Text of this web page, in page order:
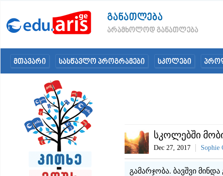
განათლება
არამხოლოდ განათლება
მთავარი სასწავლო პროგრამები სკოლები
სკოლებში
Dec 27, 2017 Sophie
გამარჯობა. ბავშვი